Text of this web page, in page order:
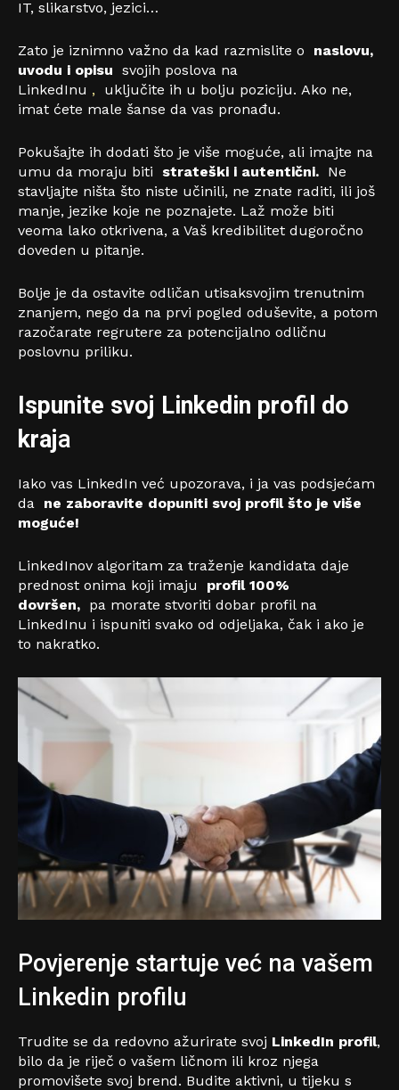
IT, slikarstvo, jezici…
Zato je iznimno važno da kad razmislite o naslovu,
uvodu i opisu svojih poslova na
LinkedInu , uključite ih u bolju poziciju. Ako ne,
imat ćete male šanse da vas pronađu.
Pokušajte ih dodati što je više moguće, ali imajte na
umu da moraju biti strateški i autentični. Ne
stavljajte ništa što niste učinili, ne znate raditi, ili još
manje, jezike koje ne poznajete. Laž može biti
veoma lako otkrivena, a Vaš kredibilitet dugoročno
doveden u pitanje.
Bolje je da ostavite odličan utisaksvojim trenutnim
znanjem, nego da na prvi pogled oduševite, a potom
razočarate regrutere za potencijalno odličnu
poslovnu priliku.
Ispunite svoj Linkedin profil do
kraja
Iako vas LinkedIn već upozorava, i ja vas podsjećam
da ne zaboravite dopuniti svoj profil što je više
moguće!
LinkedInov algoritam za traženje kandidata daje
prednost onima koji imaju profil 100%
dovršen, pa morate stvoriti dobar profil na
LinkedInu i ispuniti svako od odjeljaka, čak i ako je
to nakratko.
Povjerenje startuje već na vašem
Linkedin profilu
Trudite se da redovno ažurirate svoj LinkedIn profil,
bilo da je riječ o vašem ličnom ili kroz njega
promovišete svoj brend. Budite aktivni, u tijeku s